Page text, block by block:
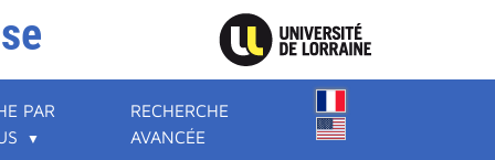
PAR
RECHERCHE
AVANCÉE